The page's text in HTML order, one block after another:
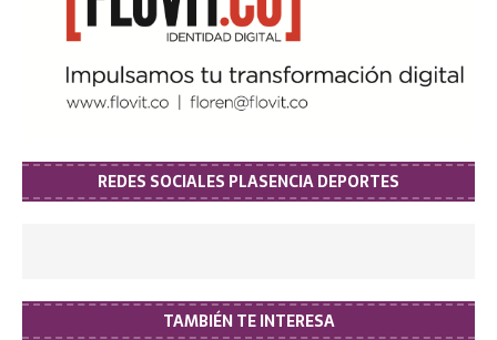
REDES SOCIALES PLASENCIA DEPORTES
TAMBIÉN TE INTERESA